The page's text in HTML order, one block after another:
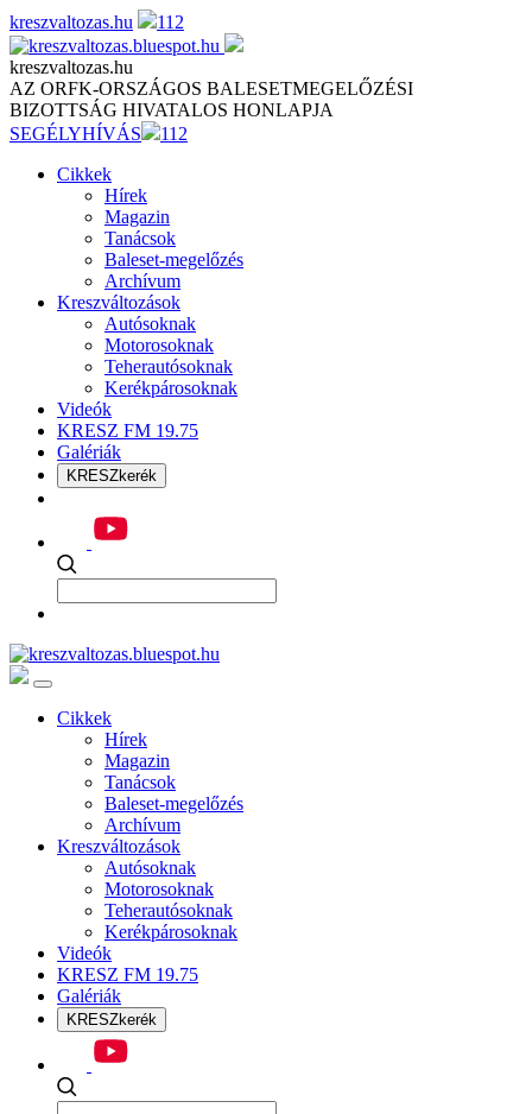
Skip
to
content
kreszvaltozas.hu 112
kreszvaltozas.hu
AZ ORFK-ORSZÁGOS BALESETMEGELŐZÉSI
BIZOTTSÁG HIVATALOS HONLAPJA
SEGÉLYHÍVÁS
112
Cikkek
Hírek
Magazin
Tanácsok
Baleset-megelőzés
Archívum
Kreszváltozások
Autósoknak
Motorosoknak
Teherautósoknak
Kerékpárosoknak
Videók
KRESZ FM 19.75
Galériák
KRESZkerék
Cikkek
Hírek
Magazin
Tanácsok
Baleset-megelőzés
Archívum
Kreszváltozások
Autósoknak
Motorosoknak
Teherautósoknak
Kerékpárosoknak
Videók
KRESZ FM 19.75
Galériák
KRESZkerék